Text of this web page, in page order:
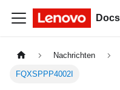
Docs
Nachrichten
FQXSPPP4002I